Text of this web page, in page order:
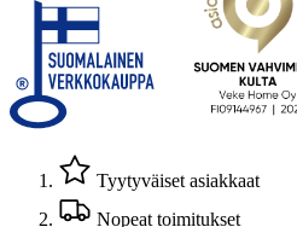
Tyytyväiset asiakkaat
Nopeat toimitukset